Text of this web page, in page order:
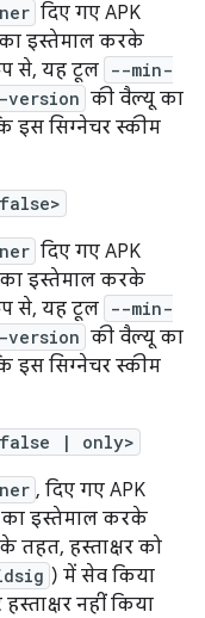
दिए गए APK
इस्तेमाल करके
से, यह टूल --min-
version की वैल्यू का
इस सिग्नेचर स्कीम
दिए गए APK
का इस्तेमाल करके
से, यह टूल --min-
version की वैल्यू का
इस सिग्नेचर स्कीम
| only>
, दिए गए APK
का इस्तेमाल करके
तहत, हस्ताक्षर को
) में सेव किया
नहीं किया